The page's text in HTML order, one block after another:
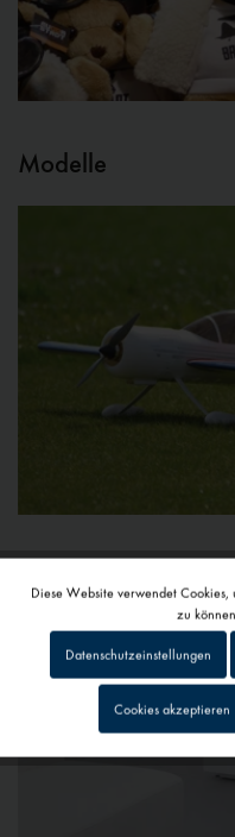
Modelle
Koffer / Taschen
Tracking
Personalisierung
Diese Website verwendet
zu
Datenschutzeinstellungen
Cookies akzeptieren